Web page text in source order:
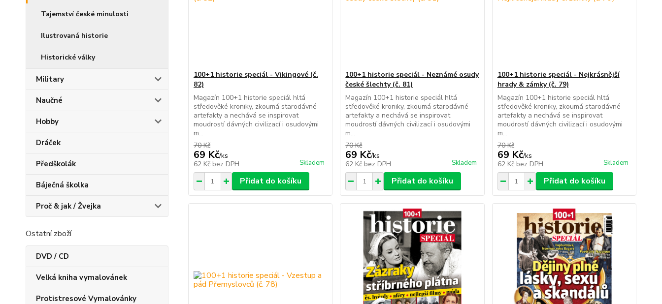
Tajemství české minulosti
Ilustrovaná historie
Historické války
Military
Naučné
Hobby
Dráček
Předškolák
Báječná školka
Proč & jak / Žvejka
Ostatní zboží
DVD / CD
Velká kniha vymalovánek
Protistresové Vymalovánky
100+1 historie speciál - Vikingové (č.
82)
Magazín 100+1 historie speciál hltá
středověké kroniky, zkoumá starodávné
artefakty a nechává se inspirovat
moudrostí dávných civilizací i osudovými
m...
70 Kč
69 Kč/ks
62 Kč bez DPH Skladem
Přidat do košíku
100+1 historie speciál - Neznámé osudy
české šlechty (č. 81)
Magazín 100+1 historie speciál hltá
středověké kroniky, zkoumá starodávné
artefakty a nechává se inspirovat
moudrostí dávných civilizací i osudovými
m...
70 Kč
69 Kč/ks
62 Kč bez DPH Skladem
Přidat do košíku
100+1 historie speciál - Nejkrásnější
hrady & zámky (č. 79)
Magazín 100+1 historie speciál hltá
středověké kroniky, zkoumá starodávné
artefakty a nechává se inspirovat
moudrostí dávných civilizací i osudovými
m...
70 Kč
69 Kč/ks
62 Kč bez DPH Skladem
Přidat do košíku